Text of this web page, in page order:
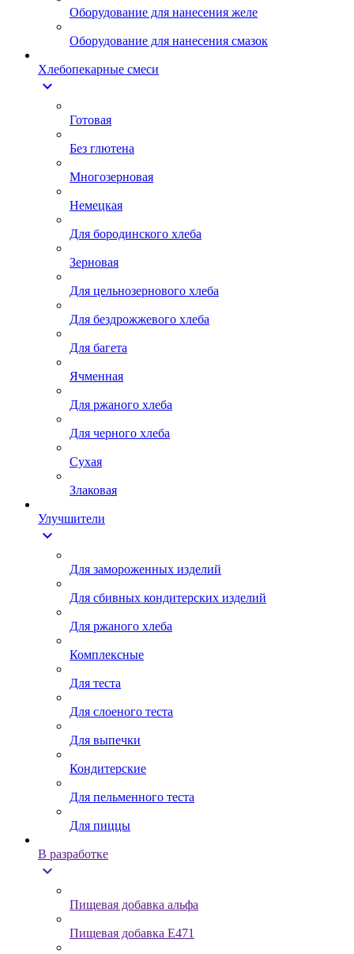
Оборудование для нанесения желе
Оборудование для нанесения смазок
Хлебопекарные смеси
expand_more
Готовая
Без глютена
Многозерновая
Немецкая
Для бородинского хлеба
Зерновая
Для цельнозернового хлеба
Для бездрожжевого хлеба
Для багета
Ячменная
Для ржаного хлеба
Для черного хлеба
Сухая
Злаковая
Улучшители
expand_more
Для замороженных изделий
Для сбивных кондитерских изделий
Для ржаного хлеба
Комплексные
Для теста
Для слоеного теста
Для выпечки
Кондитерские
Для пельменного теста
Для пиццы
В разработке
expand_more
Пищевая добавка альфа
Пищевая добавка Е471